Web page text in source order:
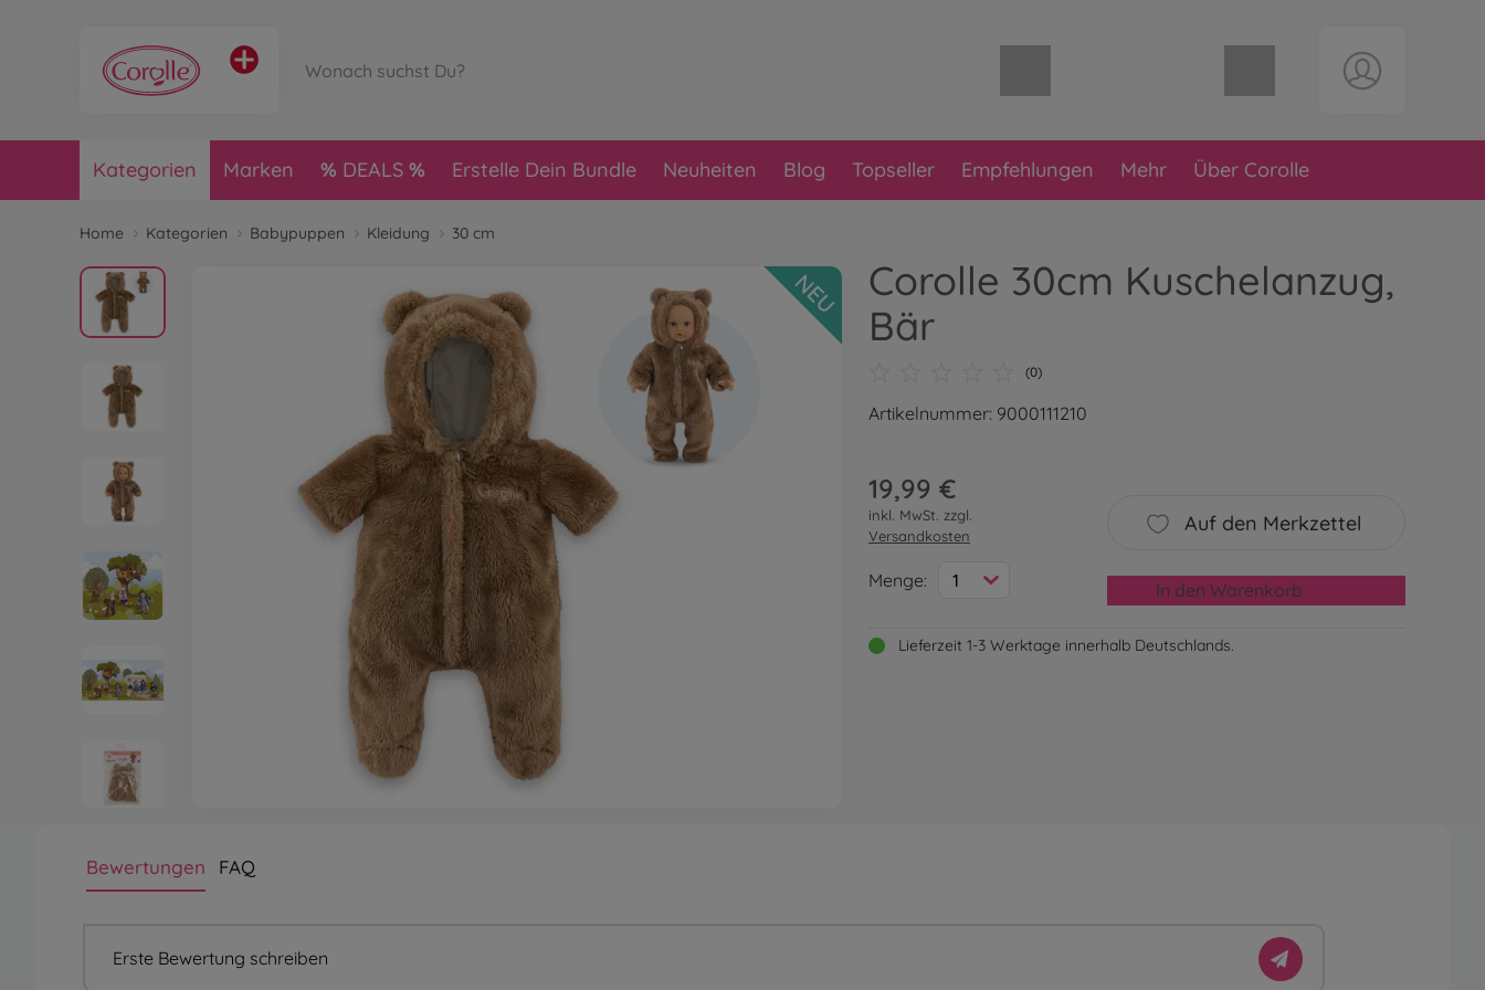
Warenkorb leer
Kategorien Marken DEALS Erstelle Dein Bundle Neuheiten Blog Topseller Empfehlungen Mehr Über Corolle
Home Kategorien Babypuppen Kleidung 30 cm
NEU
Corolle 30cm Kuschelanzug,
Bär
(0)
Artikelnummer: 9000111210
19,99 €
inkl. MwSt. zzgl.
Versandkosten
Menge: 1
Auf den Merkzettel
In den Warenkorb
Lieferzeit 1-3 Werktage innerhalb Deutschlands.
Bewertungen FAQ
Erste Bewertung schreiben